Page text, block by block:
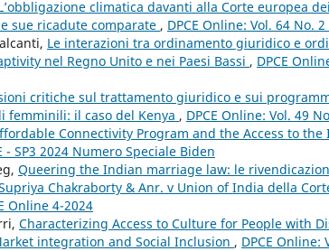
climatica davanti alla Corte europea
sue ricadute comparate , DPCE Online: Vol. 64 No.
Le interazioni tra ordinamento giuridico e
nel Regno Unito e nei Paesi Bassi , DPCE
critiche sul trattamento giuridico e sui
femminili: il caso del Kenya , DPCE Online: Vol. 49
Connectivity Program and the Access to
- SP3 2024 Numero Speciale Biden
Queering the Indian marriage law: le
Chakraborty & Anr. v Union of India della
Online 4-2024
Characterizing Access to Culture for People with
integration and Social Inclusion , DPCE Online: